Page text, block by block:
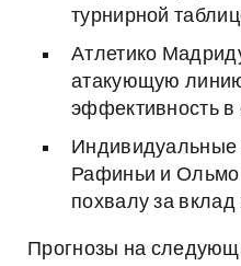
турнирной
Атлетико
атакующую
эффективность в
Рафиньи и
похвалу за вклад
Прогнозы на